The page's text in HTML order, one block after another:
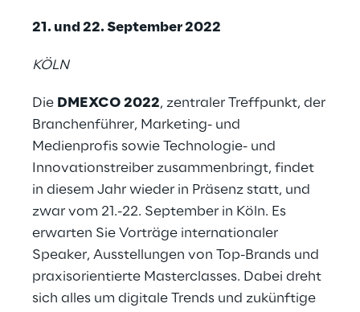
21. und 22. September 2022
KÖLN
Die DMEXCO 2022, zentraler Treffpunkt, der
Branchenführer, Marketing- und
Medienprofis sowie Technologie- und
Innovationstreiber zusammenbringt, findet
in diesem Jahr wieder in Präsenz statt, und
zwar vom 21.-22. September in Köln. Es
erwarten Sie Vorträge internationaler
Speaker, Ausstellungen von Top-Brands und
praxisorientierte Masterclasses. Dabei dreht
sich alles um digitale Trends und zukünftige